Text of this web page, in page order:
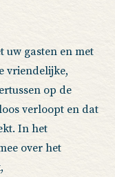
uw gasten en met
vriendelijke,
op de
verloopt en dat
In het
over het